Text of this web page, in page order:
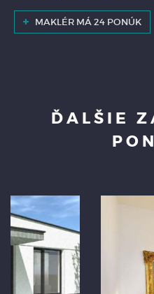
MAKLÉR MÁ 24 PONÚK
ĎALŠIE